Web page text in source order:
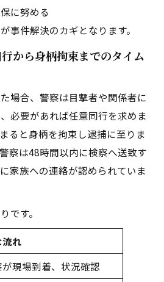
に努める
事件解決のカギとなります。
から身柄拘束までのタイム
場合、警察は目撃者や関係者に
必要があれば任意同行を求めま
ると身柄を拘束し逮捕に至りま
察は48時間以内に検察へ送致す
家族への連絡が認められていま
です。
れ
現場到着、状況確認